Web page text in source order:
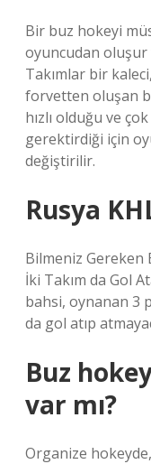
Bir buz hokeyi
oyuncudan
Takımlar bir
forvetten oluşan
hızlı olduğu ve
gerektirdiği için
değiştirilir.
Rusya
Bilmeniz Gereken
İki Takım da Gol
bahsi, oynanan 3
da gol atıp
Buz
var mı?
Organize